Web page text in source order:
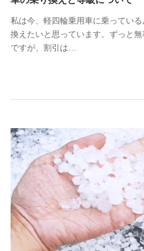
(https://pshoken.co.jp/)
リトルファミリー少額短期
(https://www.littlefamily-
郵便、電話、およびＥメール等
た維持管理等の委託業務遂行の
連する当社および提携会社のサ
（なお、当社は複数の保険会社
情報を取引のある他の保険会社
るために利用させていただくこ
上記に係る連絡・手続き・管理
3.セミナー募集サイトから取
各種セミナーの案内、開催のため
上記に係る連絡・手続き・管理
私は今、軽四輪乗用車に乗ってい
換えたいと思っています。ずっと
ですが、割引は…